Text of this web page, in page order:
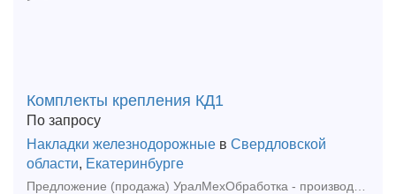
Комплекты крепления КД1
По запросу
Накладки железнодорожные в Свердловской
области, Екатеринбурге
Предложение (продажа) УралМехОбработка - производитель соединительных и крепежных изделий применяемых при строительстве в районах с сейсмичностью 7-9 баллов.